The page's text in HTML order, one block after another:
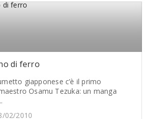
di ferro
giapponese c’è il primo
Osamu Tezuka: un manga
02/2010